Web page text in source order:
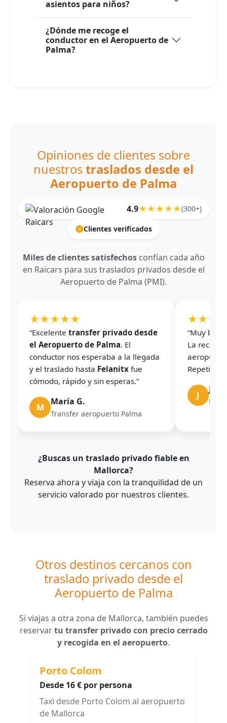
asientos para niños?
¿Dónde me recoge el
conductor en el Aeropuerto de
Palma?
Opiniones de clientes sobre
nuestrostraslados desde el
Aeropuerto de Palma
4.9★★★★★(300+)
Clientes verificados
Miles de clientes satisfechosconfían cada año
en Raicars para sus traslados privados desde el
Aeropuerto de Palma (PMI).
★★★★★
“Excelente transfer privado desde
el Aeropuerto de Palma. El
conductor nos esperaba a la llegada
y el traslado hasta Felanitx fue
cómodo, rápido y sin esperas.”
M
María G.
Transfer aeropuerto Palma
“Muy
La
J
¿Buscas un traslado privado fiable en
Mallorca?
Reserva ahora y viaja con la tranquilidad de un
servicio valorado por nuestros clientes.
Otros destinos cercanos con
traslado privado desde el
Aeropuerto de Palma
Si viajas a otra zona de Mallorca, también puedes
reservartu transfer privado con precio cerrado
y recogida en el aeropuerto.
Porto Colom
Desde 16 € por persona
Taxi desde Porto Colom al aeropuerto
de Mallorca